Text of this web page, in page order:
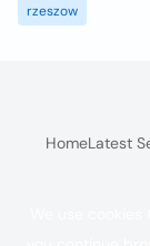
rzeszow
HomeLatest